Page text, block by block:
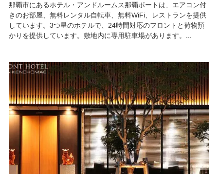
那覇市にあるホテル・アンドルームス那覇ポートは、エアコン付
きのお部屋、無料レンタル自転車、無料WiFi、レストランを提供
しています。3つ星のホテルで、24時間対応のフロントと荷物預
かりを提供しています。敷地内に専用駐車場があります。...